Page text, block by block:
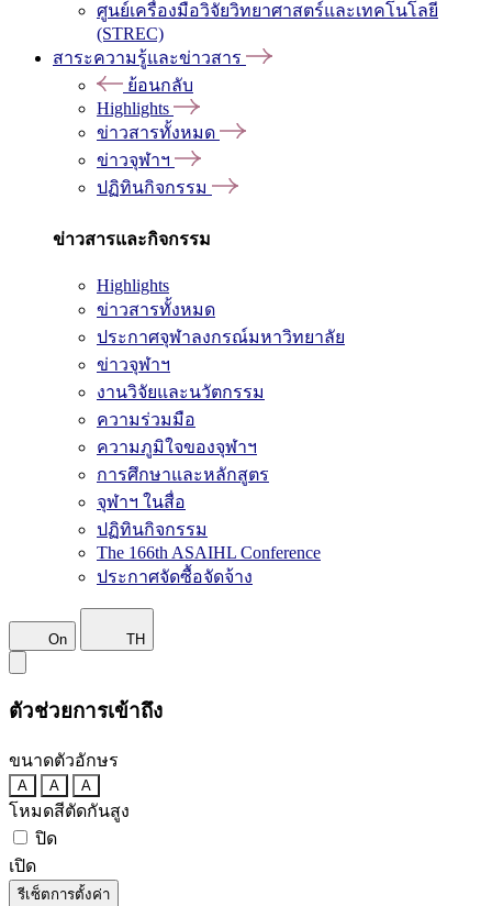
ศูนย์เครื่องมือวิจัยวิทยาศาสตร์และเทคโนโลยี
(STREC)
สาระความรู้และข่าวสาร
ย้อนกลับ
Highlights
ข่าวสารทั้งหมด
ข่าวจุฬาฯ
ปฏิทินกิจกรรม
ข่าวสารและกิจกรรม
Highlights
ข่าวสารทั้งหมด
ประกาศจุฬาลงกรณ์มหาวิทยาลัย
ข่าวจุฬาฯ
งานวิจัยและนวัตกรรม
ความร่วมมือ
ความภูมิใจของจุฬาฯ
การศึกษาและหลักสูตร
จุฬาฯ ในสื่อ
ปฏิทินกิจกรรม
The 166th ASAIHL Conference
ประกาศจัดซื้อจัดจ้าง
On TH
ตัวช่วยการเข้าถึง
ขนาดตัวอักษร
A A A
โหมดสีตัดกันสูง
ปิด
เปิด
รีเซ็ตการตั้งค่า